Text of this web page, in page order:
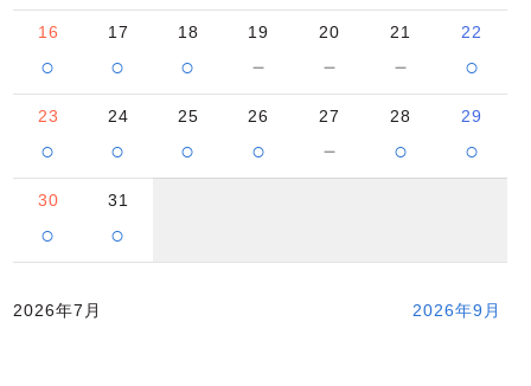
16
○
17
○
18
○
19
－
20
－
21
－
22
○
23
○
24
○
25
○
26
○
27
－
28
○
29
○
30
○
31
○
2026年7月 2026年9月